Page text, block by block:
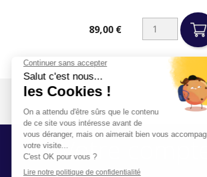
89,00 €
Votre compte